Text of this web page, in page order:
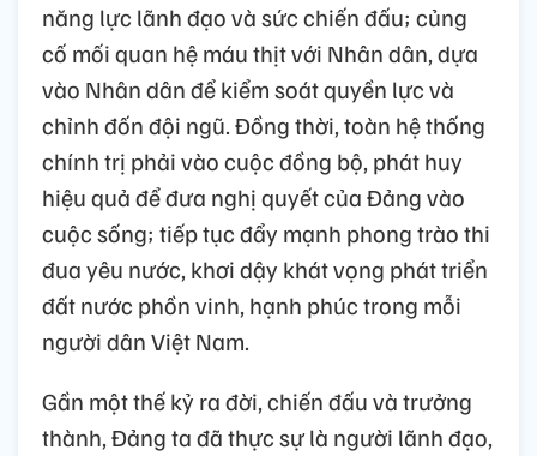
năng lực lãnh đạo và sức chiến đấu; củng
cố mối quan hệ máu thịt với Nhân dân, dựa
vào Nhân dân để kiểm soát quyền lực và
chỉnh đốn đội ngũ. Đồng thời, toàn hệ thống
chính trị phải vào cuộc đồng bộ, phát huy
hiệu quả để đưa nghị quyết của Đảng vào
cuộc sống; tiếp tục đẩy mạnh phong trào thi
đua yêu nước, khơi dậy khát vọng phát triển
đất nước phồn vinh, hạnh phúc trong mỗi
người dân Việt Nam.
Gần một thế kỷ ra đời, chiến đấu và trưởng
thành, Đảng ta đã thực sự là người lãnh đạo,